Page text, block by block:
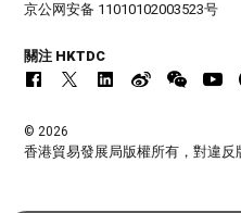
京公网安备 11010102003523号
關注 HKTDC
© 2026
香港貿易發展局版權所有，對違反